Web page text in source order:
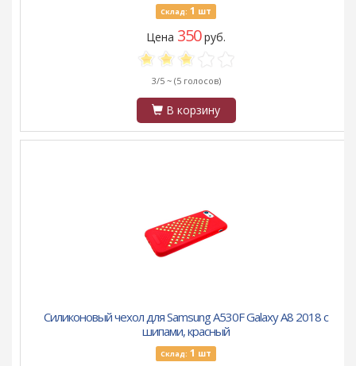
Склад: 1 шт
Цена 350руб.
3/5 ~ (5 голосов)
В корзину
Силиконовый чехол для Samsung A530F Galaxy A8 2018 с
шипами, красный
Склад: 1 шт